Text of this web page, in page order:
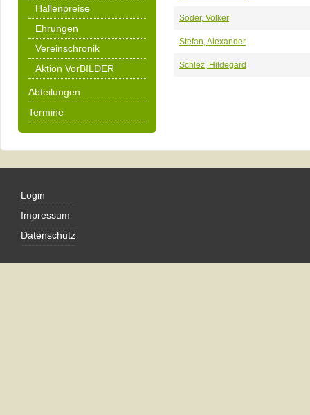
Hallenpreise
Ehrungen
Vereinschronik
Aktion VorBILDER
Abteilungen
Termine
Söder, Volker
Stefan, Alexander
Schlez, Hildegard
Login
Impressum
Datenschutz